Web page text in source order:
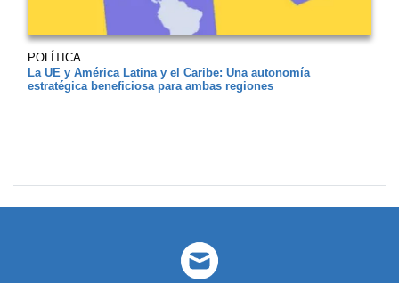
POLÍTICA
La UE y América Latina y el Caribe: Una autonomía
estratégica beneficiosa para ambas regiones